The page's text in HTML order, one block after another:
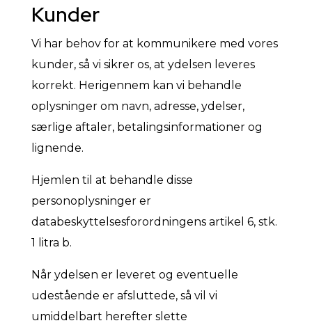
Kunder
Vi har behov for at kommunikere med vores
kunder, så vi sikrer os, at ydelsen leveres
korrekt. Herigennem kan vi behandle
oplysninger om navn, adresse, ydelser,
særlige aftaler, betalingsinformationer og
lignende.
Hjemlen til at behandle disse
personoplysninger er
databeskyttelsesforordningens artikel 6, stk.
1 litra b.
Når ydelsen er leveret og eventuelle
udestående er afsluttede, så vil vi
umiddelbart herefter slette